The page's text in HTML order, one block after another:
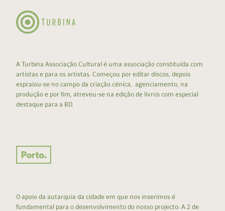
A Turbina Associação Cultural é uma associação constituída com
artistas e para os artistas. Começou por editar discos, depois
espraiou-se no campo da criação cénica, agenciamento, na
produção e por fim, atreveu-se na edição de livros com especial
destaque para a BD.
O apoio da autarquia da cidade em que nos inserimos é
fundamental para o desenvolvimento do nosso projecto: A 2 de